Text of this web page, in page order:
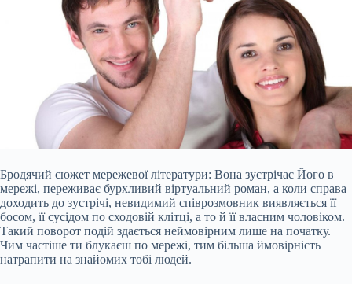
Бродячий сюжет мережевої літератури: Вона зустрічає Його в
мережі, переживає бурхливий віртуальний роман, а коли справа
доходить до зустрічі, невидимий співрозмовник виявляється її
босом, її сусідом по сходовій клітці, а то й її власним чоловіком.
Такий поворот подій здається неймовірним лише на початку.
Чим частіше ти блукаєш по мережі, тим більша ймовірність
натрапити на знайомих тобі людей.